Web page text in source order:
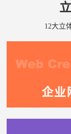
12大立